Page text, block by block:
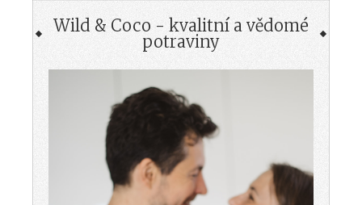
Wild & Coco - kvalitní a vědomé
potraviny